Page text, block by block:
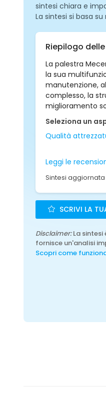
sintesi chiara e
La sintesi si basa
Riepilogo
La palestra
la sua
manutenzione,
complesso, la
miglioramento
Seleziona un
Qualità
Leggi le
Sintesi
SCRIVI LA
Disclaimer:La sintesi
fornisce un'analisi
Scopri come